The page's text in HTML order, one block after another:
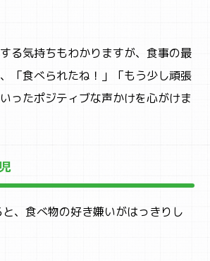
る気持ちもわかりますが、食事の最
「食べられたね！」「もう少し頑張
ったポジティブな声かけを心がけま
、食べ物の好き嫌いがはっきりし